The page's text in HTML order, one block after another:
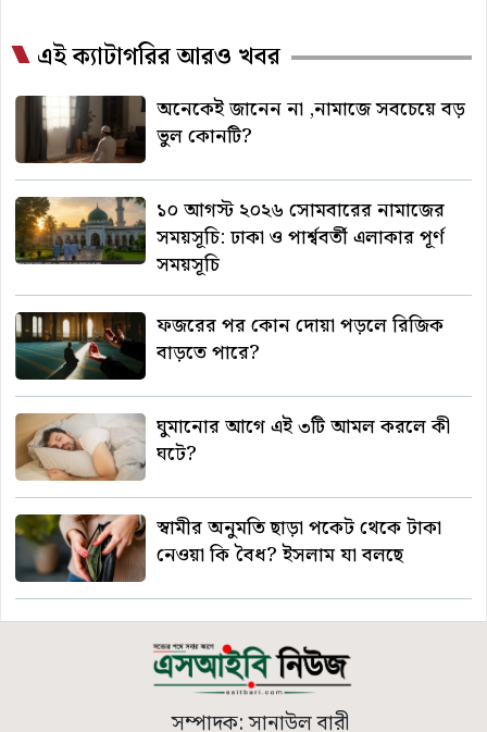
এই ক্যাটাগরির আরও খবর
অনেকেই জানেন না ,নামাজে সবচেয়ে বড়
ভুল কোনটি?
১০ আগস্ট ২০২৬ সোমবারের নামাজের
সময়সূচি: ঢাকা ও পার্শ্ববর্তী এলাকার পূর্ণ
সময়সূচি
ফজরের পর কোন দোয়া পড়লে রিজিক
বাড়তে পারে?
ঘুমানোর আগে এই ৩টি আমল করলে কী
ঘটে?
স্বামীর অনুমতি ছাড়া পকেট থেকে টাকা
নেওয়া কি বৈধ? ইসলাম যা বলছে
সম্পাদক: সানাউল বারী